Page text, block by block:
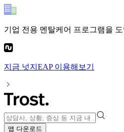
기업 전용 멘탈케어 프로그램을
지금 넛지EAP이용해보기
앱 다운로드